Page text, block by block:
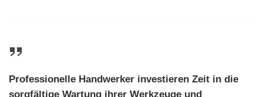
Professionelle Handwerker investieren Zeit in die
sorgfältige Wartung ihrer Werkzeuge und